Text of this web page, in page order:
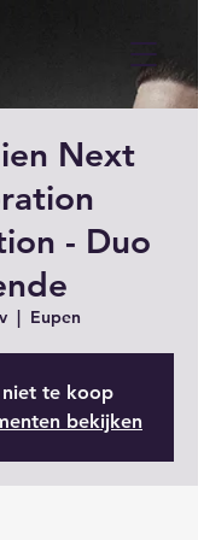
Next
- Duo
  |
Eupen
te koop
bekijken